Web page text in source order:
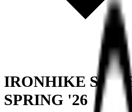
IRONHIKE
SPRING '26